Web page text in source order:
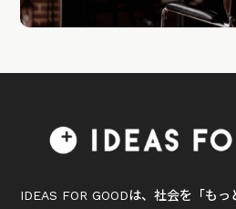
IDEAS FOR GOODは、社会を「も